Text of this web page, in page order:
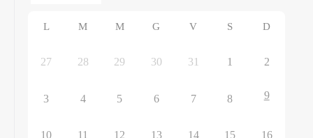
L M M G V S D
27 28 29 30 31 1 2
3 4 5 6 7 8 9
10 11 12 13 14 15 16